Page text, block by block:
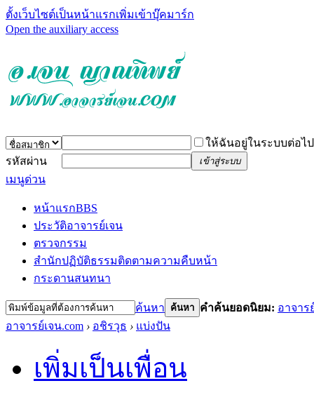
ตั้งเว็บไซต์เป็นหน้าแรกเพิ่มเข้าบุ๊คมาร์ก
Open the auxiliary access
ให้ฉันอยู่ในระบบต่อไป
รหัสผ่าน
เข้าสู่ระบบ
เมนูด่วน
หน้าแรกBBS
ประวัติอาจารย์เจน
ตรวจกรรม
สำนักปฏิบัติธรรมติดตามความคืบหน้า
กระดานสนทนา
ค้นหา ค้นหา คำค้นยอดนิยม: อาจาร
อาจารย์เจน.com › อชิรวุธ › แบ่งปัน
เพิ่มเป็นเพื่อน